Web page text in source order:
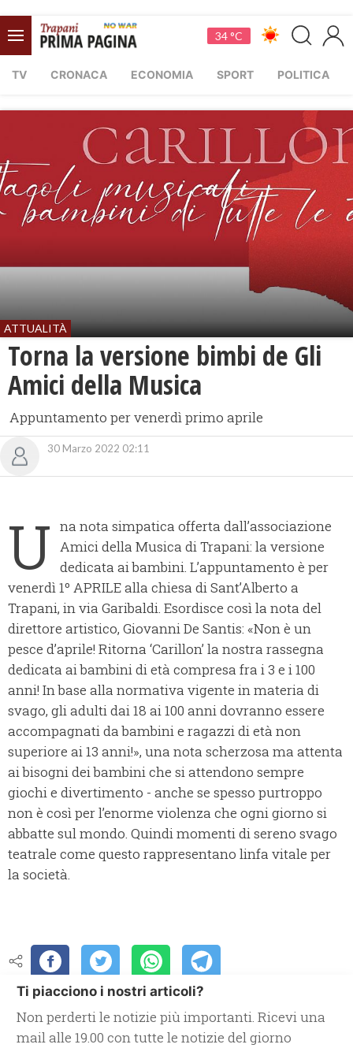
34 °C
TV CRONACA ECONOMIA SPORT POLITICA
ATTUALITÀ
Torna la versione bimbi de Gli
Amici della Musica
Appuntamento per venerdì primo aprile
30 Marzo 2022 02:11
U na nota simpatica offerta dall’associazione
Amici della Musica di Trapani: la versione
dedicata ai bambini. L’appuntamento è per
venerdì 1º APRILE alla chiesa di Sant’Alberto a
Trapani, in via Garibaldi. Esordisce così la nota del
direttore artistico, Giovanni De Santis: «Non è un
pesce d’aprile! Ritorna ‘Carillon’ la nostra rassegna
dedicata ai bambini di età compresa fra i 3 e i 100
anni! In base alla normativa vigente in materia di
svago, gli adulti dai 18 ai 100 anni dovranno essere
accompagnati da bambini e ragazzi di età non
superiore ai 13 anni!», una nota scherzosa ma attenta
ai bisogni dei bambini che si attendono sempre
giochi e divertimento - anche se spesso purtroppo
non è così per l’enorme violenza che ogni giorno si
abbatte sul mondo. Quindi momenti di sereno svago
teatrale come questo rappresentano linfa vitale per
la società.
Ti piacciono i nostri articoli?
Non perderti le notizie più importanti. Ricevi una
mail alle 19.00 con tutte le notizie del giorno